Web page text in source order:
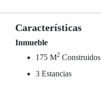
Características
Inmueble
175 M2 Construidos
3 Estancias